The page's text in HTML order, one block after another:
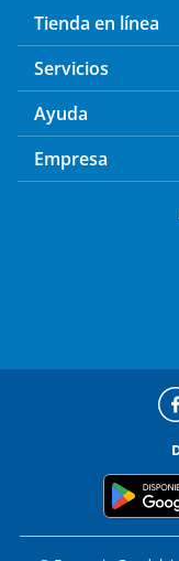
Tienda en línea
Servicios
Ayuda
Empresa